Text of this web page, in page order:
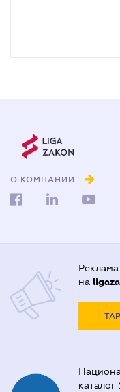
О КОМПАНИИ
Реклама
на